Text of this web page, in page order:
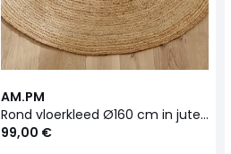
AM.PM
Rond vloerkleed Ø160 cm in jute, handgevlochten, Hempy
99,00 €